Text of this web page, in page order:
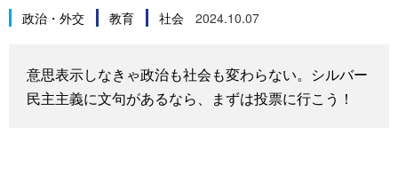
科学・技術
スポーツ・東京2020
Books
Topics
政治・外交 教育 社会 2024.10.07
意思表示しなきゃ政治も社会も変わらない。シルバー
民主主義に文句があるなら、まずは投票に行こう！